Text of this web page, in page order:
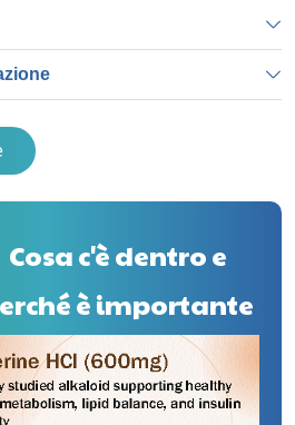
Cosa c'è dentro e
è importante